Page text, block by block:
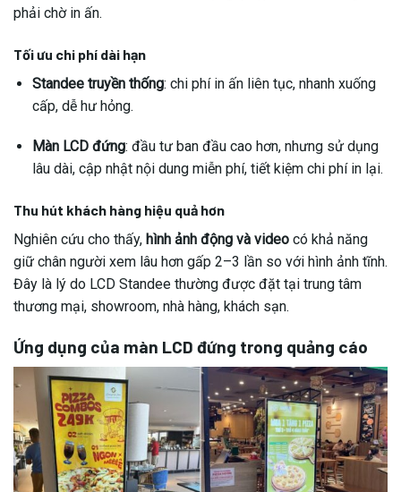
phải chờ in ấn.
Tối ưu chi phí dài hạn
Standee truyền thống: chi phí in ấn liên tục, nhanh xuống
cấp, dễ hư hỏng.
Màn LCD đứng: đầu tư ban đầu cao hơn, nhưng sử dụng
lâu dài, cập nhật nội dung miễn phí, tiết kiệm chi phí in lại.
Thu hút khách hàng hiệu quả hơn
Nghiên cứu cho thấy, hình ảnh động và video có khả năng
giữ chân người xem lâu hơn gấp 2–3 lần so với hình ảnh tĩnh.
Đây là lý do LCD Standee thường được đặt tại trung tâm
thương mại, showroom, nhà hàng, khách sạn.
Ứng dụng của màn LCD đứng trong quảng cáo